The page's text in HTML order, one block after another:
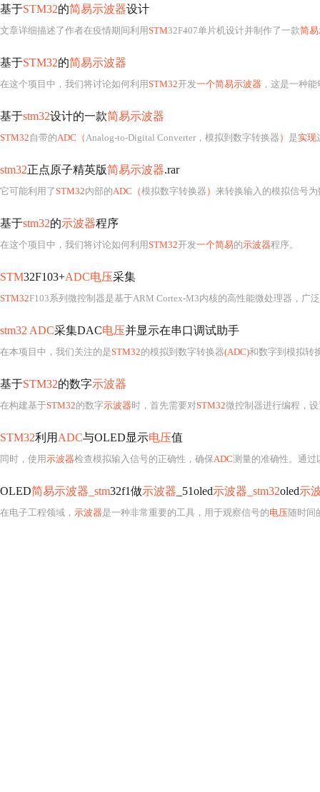
基于STM32的简易示波器设计
文章详细描述了作者在疫情期间利用STM32F407单片机设计并制作了一款简
基于STM32的简易示波器
在这个项目中，我们将讨论如何利用STM32开发一个简易示波器 ，这是一种
基于stm32设计的一款简易示波器
STM32 自带的ADC（Analog-to-Digital Converter，模拟到数字转换器 ） 是实现
stm32正点原子精英版简易示波器.rar
它可能利用了STM32内部的ADC（模拟数字转换器 ） 来转换输入的模拟信号为数字值，然后通过LCD或其他显
基于stm32的示波器程序
在这个项目中，我们将讨论如何利用STM32开发一个简易的示波器程序。
STM32F103+ADC电压采集
STM32F103系列微控制器是基于ARM Cortex-M3内核的高性能微处理器，广泛应用于嵌入式
stm32 ADC采集DAC电压并显示在串口调试助手
在本项目中，我们关注的是STM32的模拟到数字转换器(ADC)和数字到模拟转
基于STM32的数字示波器
在构建基于STM32的数字示波器时，首先需要对STM32微控制器进行编程，
STM32利用 ADC与OLED显示电压值
同时，使用示波器检查模拟输入信号的正确性，确保ADC测量的准确性。通过
OLED简易示波器_stm32f1做示波器 _51oled示波器_stm32oled示
在电子工程领域， 示波器是一种非常重要的工具，用于观察信号的电压随时间